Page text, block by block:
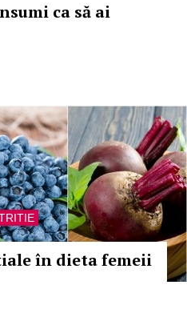
ca să ai
în dieta femeii